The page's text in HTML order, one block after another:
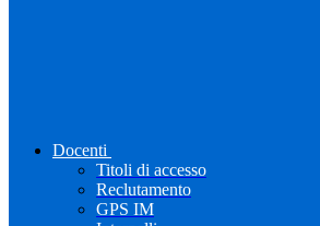
Docenti
Titoli di accesso
Reclutamento
GPS IM